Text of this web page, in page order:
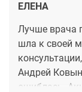
ЕЛЕНА
Лучше врача
шла к своей
Андрей
ошиблась.